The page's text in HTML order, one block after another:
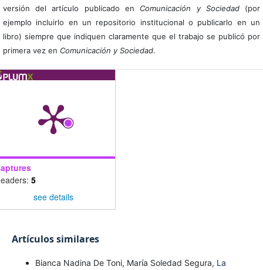
versión del artículo publicado en Comunicación y Sociedad(por
ejemplo incluirlo en un repositorio institucional o publicarlo en un
libro) siempre que indiquen claramente que el trabajo se publicó por
primera vez en Comunicación y Sociedad.
5
see details
Artículos similares
Bianca Nadina De Toni, María Soledad Segura, La